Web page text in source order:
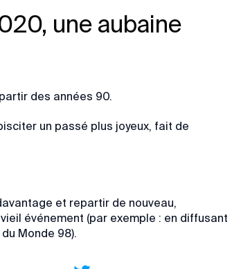
une aubaine
des années 90.
un passé plus joyeux, fait de
et repartir de nouveau,
événement (par exemple : en diffusant
Monde 98).